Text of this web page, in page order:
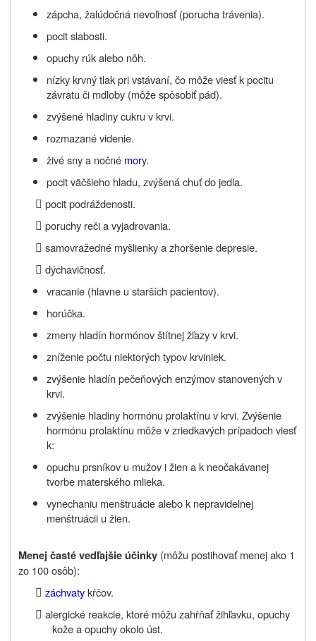
zápcha, žalúdočná nevoľnosť (porucha trávenia).
pocit slabosti.
opuchy rúk alebo nôh.
nízky krvný tlak pri vstávaní, čo môže viesť k pocitu
závratu či mdloby (môže spôsobiť pád).
zvýšené hladiny cukru v krvi.
rozmazané videnie.
živé sny a nočné mory.
pocit väčšieho hladu, zvýšená chuť do jedla.
 pocit podráždenosti.
 poruchy reči a vyjadrovania.
 samovražedné myšlienky a zhoršenie depresie.
 dýchavičnosť.
vracanie (hlavne u starších pacientov).
horúčka.
zmeny hladín hormónov štítnej žľazy v krvi.
zníženie počtu niektorých typov krviniek.
zvýšenie hladín pečeňových enzýmov stanovených v
krvi.
zvýšenie hladiny hormónu prolaktínu v krvi. Zvýšenie
hormónu prolaktínu môže v zriedkavých prípadoch viesť
k:
opuchu prsníkov u mužov i žien a k neočakávanej
tvorbe materského mlieka.
vynechaniu menštruácie alebo k nepravidelnej
menštruácii u žien.
Menej časté vedľajšie účinky (môžu postihovať menej ako 1
zo 100 osôb):
 záchvatykŕčov.
 alergické reakcie, ktoré môžu zahŕňať žihľavku, opuchy
kože a opuchy okolo úst.